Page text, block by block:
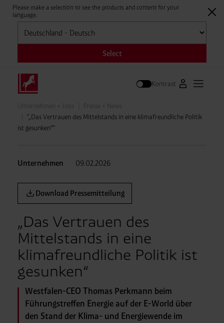
Please make a selection to see the products and content for your
language.
Auswählen
Select
Kontrast Zum
Unternehmen + Jobs
Presse + News
"„Das Vertrauen des Mittelstands in eine klimafreundliche Politik
ist gesunken“"
Unternehmen 09.02.2026
Download Pressemitteilung
„Das Vertrauen des
Mittelstands in eine
klimafreundliche Politik ist
gesunken“
Westfalen-CEO Thomas Perkmann beim
Führungstreffen Energie auf der E-World über
den Stand der Klima- und Energiewende im